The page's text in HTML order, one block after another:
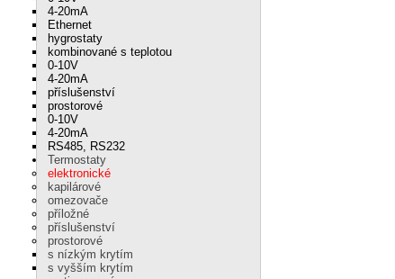
4-20mA
Ethernet
hygrostaty
kombinované s teplotou
0-10V
4-20mA
příslušenství
prostorové
0-10V
4-20mA
RS485, RS232
Termostaty
elektronické
kapilárové
omezovače
příložné
příslušenství
prostorové
s nízkým krytím
s vyšším krytím